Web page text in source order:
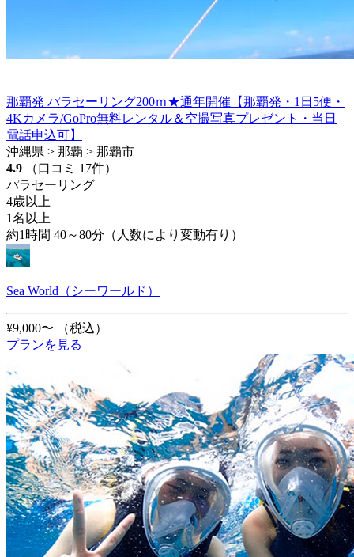
那覇発 パラセーリング200ｍ★通年開催【那覇発・1日5便・
4Kカメラ/GoPro無料レンタル＆空撮写真プレゼント・当日
電話申込可】
沖縄県 > 那覇 > 那覇市
4.9
（口コミ 17件）
パラセーリング
4歳以上
1名以上
約1時間 40～80分（人数により変動有り）
Sea World（シーワールド）
¥9,000〜
（税込）
プランを見る